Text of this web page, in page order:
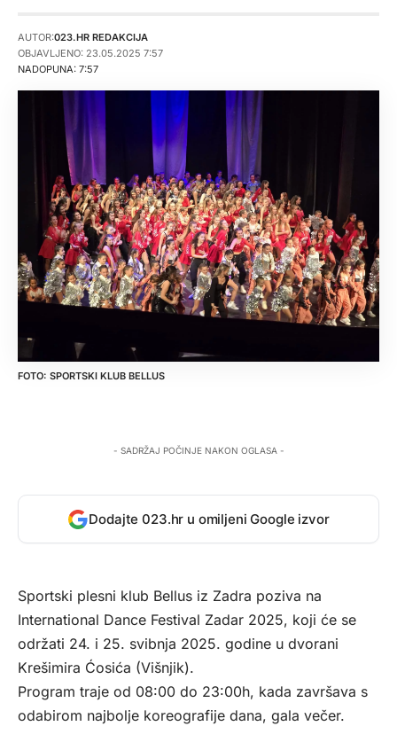
NADOPUNA: 7:57
AUTOR:023.HR REDAKCIJA
OBJAVLJENO: 23.05.2025 7:57
SPORTSKI KLUB BELLUS
- SADRŽAJ POČINJE NAKON OGLASA -
Dodajte 023.hr u omiljeni Google izvor
Sportski plesni klub Bellus iz Zadra poziva na
International Dance Festival Zadar 2025, koji će se
održati 24. i 25. svibnja 2025. godine u dvorani
Krešimira Ćosića (Višnjik).
Program traje od 08:00 do 23:00h, kada završava s
odabirom najbolje koreografije dana, gala večer.